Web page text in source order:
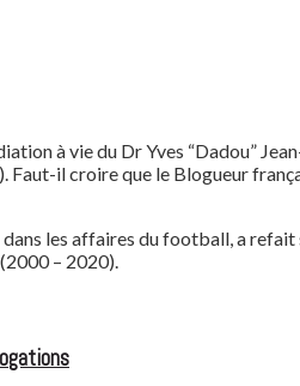
à vie du Dr Yves “Dadou”
il croire que le Blogueur
les affaires du football, a
– 2020).